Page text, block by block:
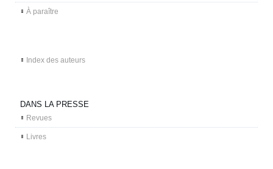
À paraître
Index des auteurs
DANS LA PRESSE
Revues
Livres